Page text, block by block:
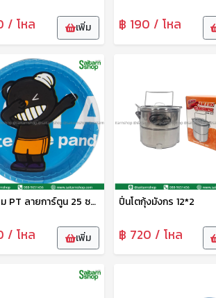
/ โหล เพิ่ม ฿ 190 / โหล
ถาดกลม PT ลายการ์ตูน 25 ซม. DM-1124005 Zonertoy
/ โหล เพิ่ม
ปิ่นโตกุ้งมังกร 12*2
฿ 720 / โหล